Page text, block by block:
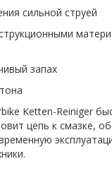
сильной струей
запах
Ketten-Reiniger
цепь к смазке,